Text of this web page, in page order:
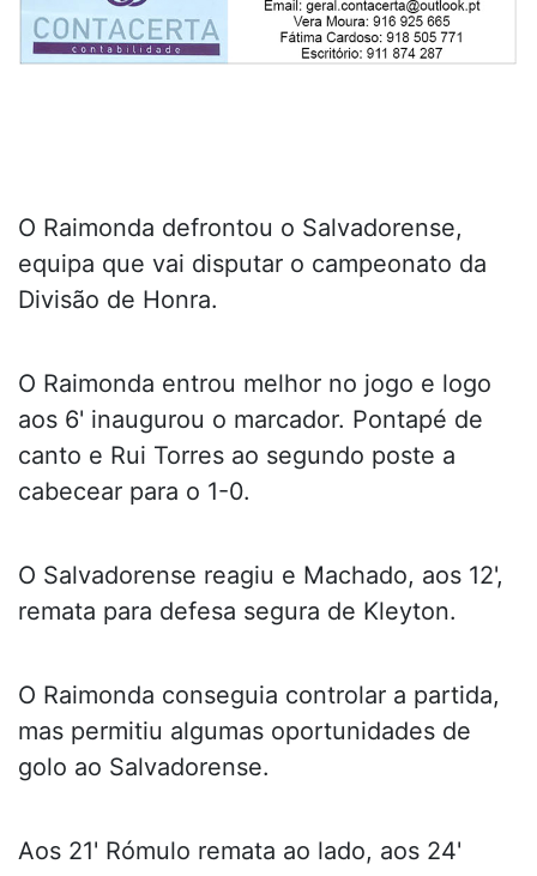
O Raimonda defrontou o Salvadorense,
equipa que vai disputar o campeonato da
Divisão de Honra.
O Raimonda entrou melhor no jogo e logo
aos 6' inaugurou o marcador. Pontapé de
canto e Rui Torres ao segundo poste a
cabecear para o 1-0.
O Salvadorense reagiu e Machado, aos 12',
remata para defesa segura de Kleyton.
O Raimonda conseguia controlar a partida,
mas permitiu algumas oportunidades de
golo ao Salvadorense.
Aos 21' Rómulo remata ao lado, aos 24'